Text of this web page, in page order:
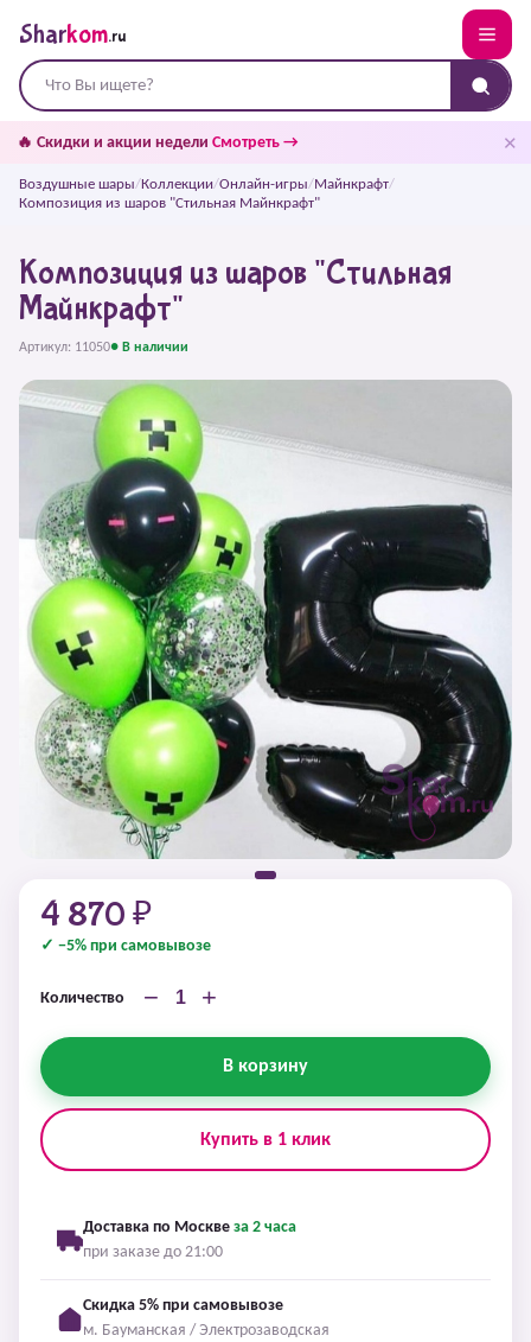
Sharkom.ru
🔥 Скидки и акции недели Смотреть → ✕
Воздушные шары/Коллекции/Онлайн-игры/Майнкрафт/
Композиция из шаров "Стильная Майнкрафт"
Композиция из шаров "Стильная
Майнкрафт"
Артикул: 11050● В наличии
4 870 ₽
✓ −5% при самовывозе
Количество − +
В корзину
Купить в 1 клик
Доставка по Москве за 2 часа
при заказе до 21:00
Скидка 5% при самовывозе
м. Бауманская / Электрозаводская